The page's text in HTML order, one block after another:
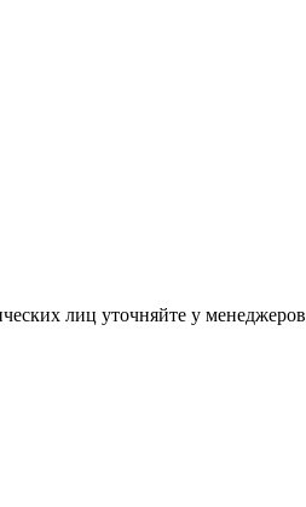
лиц уточняйте у